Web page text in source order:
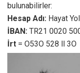
bulunabilirler:
Hesap Adı: Hayat
İBAN: TR21 0020
İrt = O53O 528 ll 3O